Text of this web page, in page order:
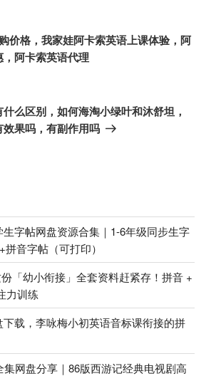
价格，我家娃阿卡索英语上课体验，阿
阿卡索英语代理
么区别，如何海淘小绿叶和沐舒坦，
果吗，有副作用吗
生字帖网盘资源合集｜1-6年级同步生字
音字帖（可打印）
「幼小衔接」全套资料赶紧存！拼音 +
力训练
载，李咏梅小初英语音标课衔接的拼
网盘分享｜86版西游记经典电视剧高